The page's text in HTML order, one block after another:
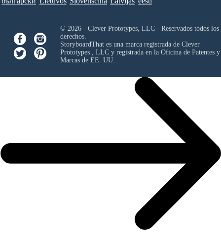
© 2026 - Clever Prototypes, LLC - Reservados todos los
derechos.
StoryboardThat es una marca registrada de Clever
Prototypes , LLCy registrada en la Oficina de Patentes y
Marcas de EE. UU.